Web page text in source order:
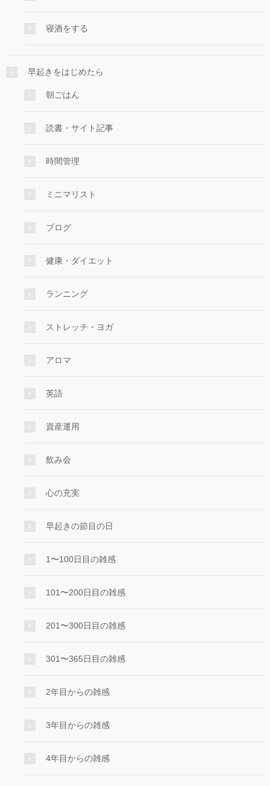
寝酒をする
早起きをはじめたら
朝ごはん
読書・サイト記事
時間管理
ミニマリスト
ブログ
健康・ダイエット
ランニング
ストレッチ・ヨガ
アロマ
英語
資産運用
飲み会
心の充実
早起きの節目の日
1〜100日目の雑感
101〜200日目の雑感
201〜300日目の雑感
301〜365日目の雑感
2年目からの雑感
3年目からの雑感
4年目からの雑感